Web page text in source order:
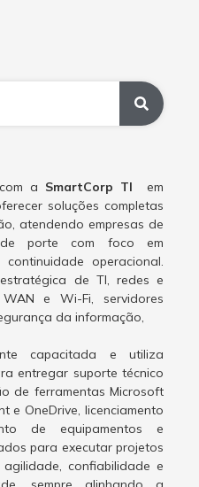
a SmartCorp TI em
soluções completas
atendendo empresas de
porte com foco em
operacional.
de TI, redes e
e Wi-Fi, servidores
da informação,
capacitada e utiliza
entregar suporte técnico
de ferramentas Microsoft
e OneDrive, licenciamento
de equipamentos e
para executar projetos
confiabilidade e